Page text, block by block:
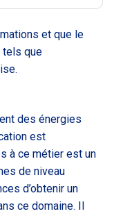
et que le
tels que
des énergies
est
à ce métier est un
de niveau
d’obtenir un
ce domaine. Il